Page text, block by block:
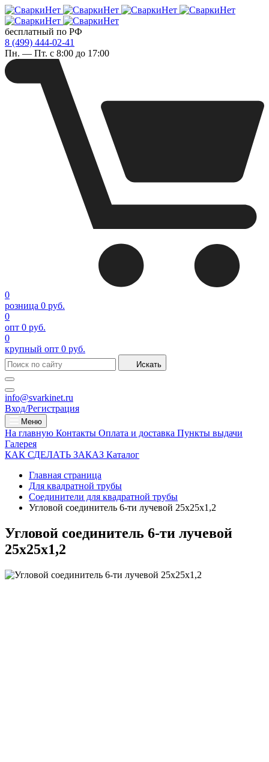
бесплатный по РФ
8 (499) 444-02-41
Пн. — Пт. с 8:00 до 17:00
0
розница 0 руб.
0
опт 0 руб.
0
крупный опт 0 руб.
Искать
info@svarkinet.ru
Вход/Регистрация
Меню
На главную Контакты Оплата и доставка Пункты выдачи
Галерея
КАК СДЕЛАТЬ ЗАКАЗ Каталог
Главная страница
Для квадратной трубы
Соединители для квадратной трубы
Угловой соединитель 6-ти лучевой 25х25х1,2
Угловой соединитель 6-ти лучевой
25х25х1,2